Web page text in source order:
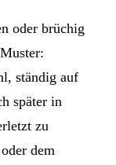
oder brüchig
ständig auf
später in
zu
dem